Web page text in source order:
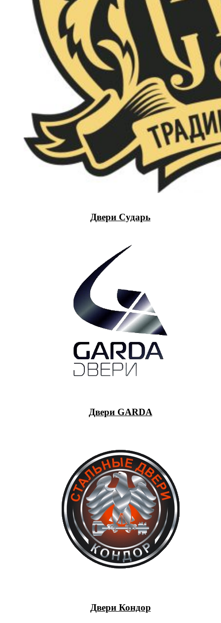
Двери Сударь
Двери GARDA
Двери Кондор